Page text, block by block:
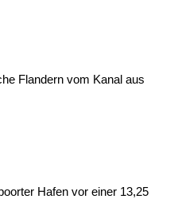
Flandern vom Kanal aus
Hafen vor einer 13,25